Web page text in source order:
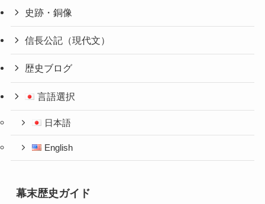
史跡・銅像
信長公記（現代文）
歴史ブログ
言語選択
日本語
English
幕末歴史ガイド